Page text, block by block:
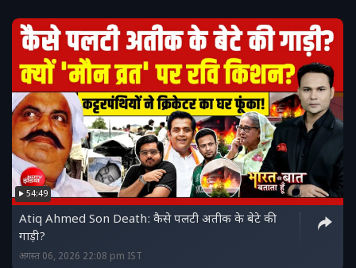
54:49
Atiq Ahmed Son Death: कैसे पलटी अतीक के बेटे की
गाड़ी?
अगस्त 06, 2026 22:08 pm IST